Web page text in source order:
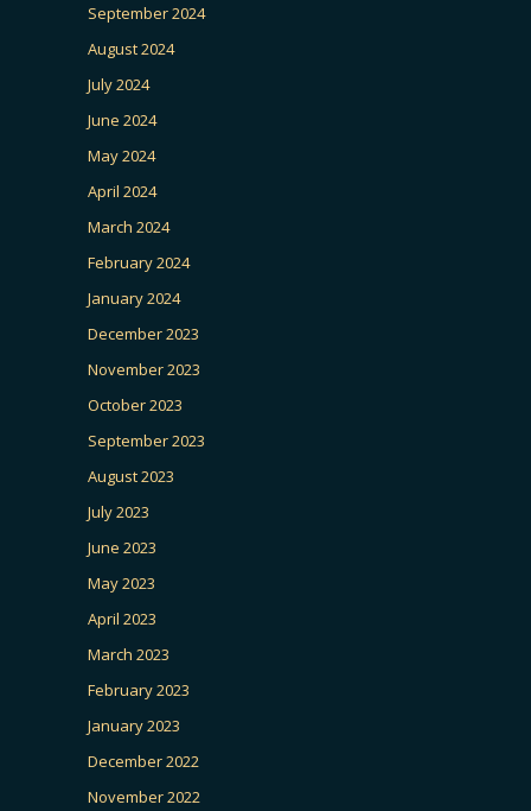
September 2024
August 2024
July 2024
June 2024
May 2024
April 2024
March 2024
February 2024
January 2024
December 2023
November 2023
October 2023
September 2023
August 2023
July 2023
June 2023
May 2023
April 2023
March 2023
February 2023
January 2023
December 2022
November 2022